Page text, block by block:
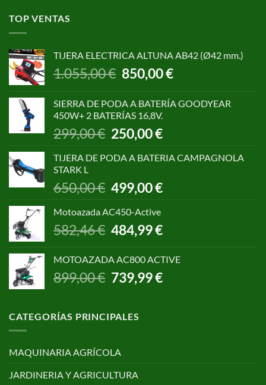
TOP VENTAS
TIJERA ELECTRICA ALTUNA AB42 (Ø42 mm.)
1.055,00€ El
precio
era:
1.055,00 €.
850,00€El
precio
es:
SIERRA DE PODA A BATERÍA GOODYEAR
450W+ 2 BATERÍAS 16,8V.
299,00€ El
precio
original
299,00 €.
250,00€El
precio
actual
250,00 €.
TIJERA DE PODA A BATERIA CAMPAGNOLA
STARK L
650,00€
El
precio
original
650,00 €.
499,00€El
precio
499,00 €.
Motoazada AC450-Active
582,46€
El
precio
era:
582,46 €.
484,99€El
precio
es:
484,99 €.
MOTOAZADA AC800 ACTIVE
899,00€ El
precio
era:
899,00 €.
739,99€El
precio
CATEGORÍAS PRINCIPALES
MAQUINARIA AGRÍCOLA
JARDINERIA Y AGRICULTURA